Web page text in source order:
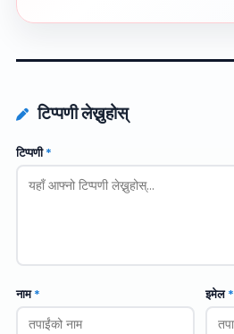
टिप्पणी लेख्नुहोस्
टिप्पणी*
नाम* इमेल*